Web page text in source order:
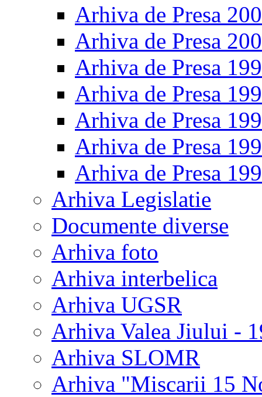
Arhiva de Presa
Arhiva de Presa
Arhiva de Presa
Arhiva de Presa
Arhiva de Presa
Arhiva de Presa
Arhiva de Presa
Arhiva Legislatie
Documente diverse
Arhiva foto
Arhiva interbelica
Arhiva UGSR
Arhiva Valea Jiului -
Arhiva SLOMR
Arhiva "Miscarii 15